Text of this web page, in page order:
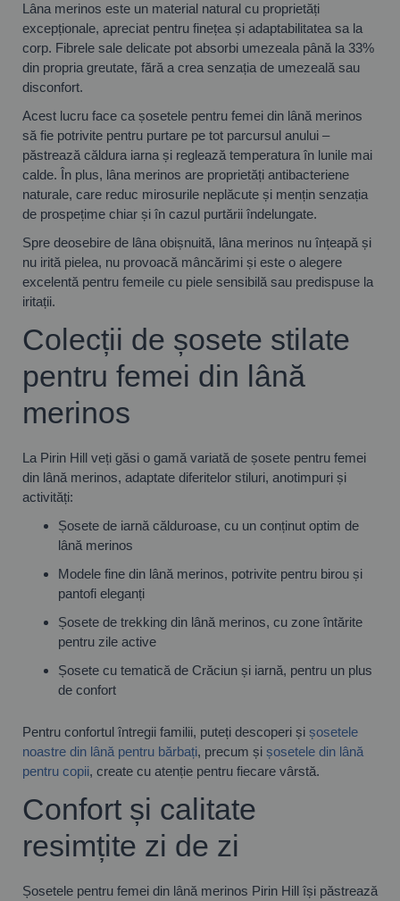
Lâna merinos este un material natural cu proprietăți
excepționale, apreciat pentru finețea și adaptabilitatea sa la
corp. Fibrele sale delicate pot absorbi umezeala până la 33%
din propria greutate, fără a crea senzația de umezeală sau
disconfort.
Acest lucru face ca șosetele pentru femei din lână merinos
să fie potrivite pentru purtare pe tot parcursul anului –
păstrează căldura iarna și reglează temperatura în lunile mai
calde. În plus, lâna merinos are proprietăți antibacteriene
naturale, care reduc mirosurile neplăcute și mențin senzația
de prospețime chiar și în cazul purtării îndelungate.
Spre deosebire de lâna obișnuită, lâna merinos nu înțeapă și
nu irită pielea, nu provoacă mâncărimi și este o alegere
excelentă pentru femeile cu piele sensibilă sau predispuse la
iritații.
Colecții de șosete stilate
pentru femei din lână
merinos
La Pirin Hill veți găsi o gamă variată de șosete pentru femei
din lână merinos, adaptate diferitelor stiluri, anotimpuri și
activități:
Șosete de iarnă călduroase, cu un conținut optim de
lână merinos
Modele fine din lână merinos, potrivite pentru birou și
pantofi eleganți
Șosete de trekking din lână merinos, cu zone întărite
pentru zile active
Șosete cu tematică de Crăciun și iarnă, pentru un plus
de confort
Pentru confortul întregii familii, puteți descoperi și șosetele
noastre din lână pentru bărbați, precum și șosetele din lână
pentru copii, create cu atenție pentru fiecare vârstă.
Confort și calitate
resimțite zi de zi
Șosetele pentru femei din lână merinos Pirin Hill își păstrează